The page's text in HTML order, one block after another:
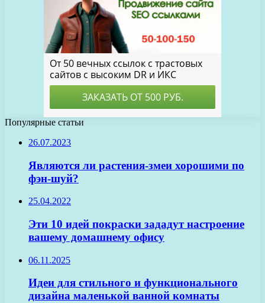
Популярные статьи
26.07.2023
Являются ли растения-змеи хорошими по
фэн-шуй?
25.04.2022
Эти 10 идей покраски зададут настроение
вашему домашнему офису
06.11.2025
Идеи для стильного и функционального
дизайна маленькой ванной комнаты